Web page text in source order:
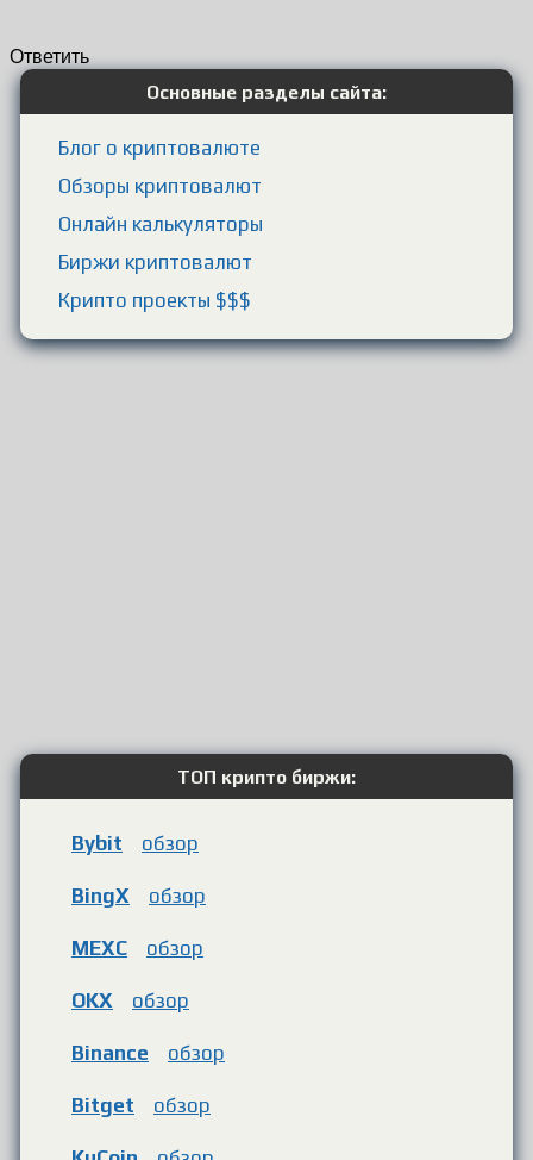
Ответить
Основные разделы сайта:
Блог о криптовалюте
Обзоры криптовалют
Онлайн калькуляторы
Биржи криптовалют
Крипто проекты $$$
ТОП крипто биржи:
Bybit обзор
BingX обзор
MEXC обзор
OKX обзор
Binance обзор
Bitget обзор